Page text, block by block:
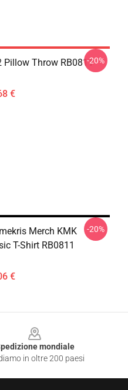
Pillow Throw RB0811
€
-20%
Merch KMK
T-Shirt RB0811
€
-20%
mondiale
in oltre 200 paesi